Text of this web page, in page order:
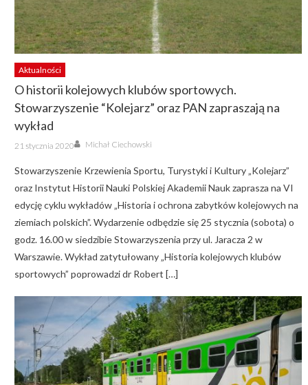
Aktualności
O historii kolejowych klubów sportowych.
Stowarzyszenie “Kolejarz” oraz PAN zapraszają na
wykład
Posted
on
21 stycznia 2020 Author
Michał Ciechowski
Stowarzyszenie Krzewienia Sportu, Turystyki i Kultury „Kolejarz”
oraz Instytut Historii Nauki Polskiej Akademii Nauk zaprasza na VI
edycję cyklu wykładów „Historia i ochrona zabytków kolejowych na
ziemiach polskich”. Wydarzenie odbędzie się 25 stycznia (sobota) o
godz. 16.00 w siedzibie Stowarzyszenia przy ul. Jaracza 2 w
Warszawie. Wykład zatytułowany „Historia kolejowych klubów
sportowych” poprowadzi dr Robert […]